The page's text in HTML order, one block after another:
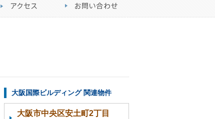
大阪国際ビルディング 関連物件
大阪市中央区安土町2丁目